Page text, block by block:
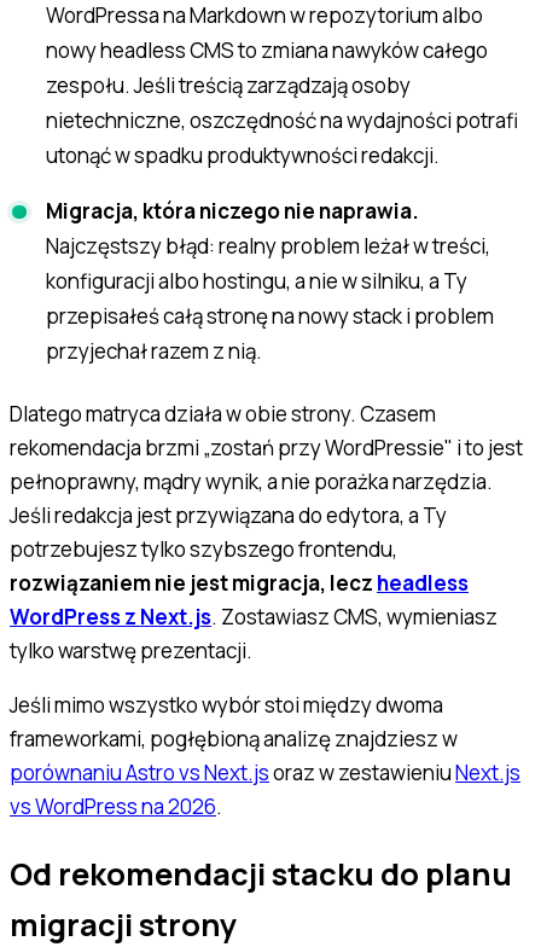
WordPressa na Markdown w repozytorium albo
nowy headless CMS to zmiana nawyków całego
zespołu. Jeśli treścią zarządzają osoby
nietechniczne, oszczędność na wydajności potrafi
utonąć w spadku produktywności redakcji.
Migracja, która niczego nie naprawia.
Najczęstszy błąd: realny problem leżał w treści,
konfiguracji albo hostingu, a nie w silniku, a Ty
przepisałeś całą stronę na nowy stack i problem
przyjechał razem z nią.
Dlatego matryca działa w obie strony. Czasem
rekomendacja brzmi „zostań przy WordPressie" i to jest
pełnoprawny, mądry wynik, a nie porażka narzędzia.
Jeśli redakcja jest przywiązana do edytora, a Ty
potrzebujesz tylko szybszego frontendu,
rozwiązaniem nie jest migracja, lecz headless
WordPress z Next.js. Zostawiasz CMS, wymieniasz
tylko warstwę prezentacji.
Jeśli mimo wszystko wybór stoi między dwoma
frameworkami, pogłębioną analizę znajdziesz w
porównaniu Astro vs Next.jsoraz w zestawieniuNext.js
vs WordPress na 2026.
Od rekomendacji stacku do planu
migracji strony